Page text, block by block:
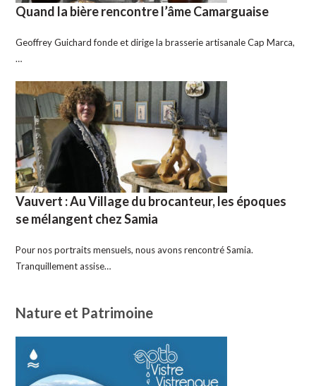
Quand la bière rencontre l’âme Camarguaise
Geoffrey Guichard fonde et dirige la brasserie artisanale Cap Marca,
…
Vauvert : Au Village du brocanteur, les époques
se mélangent chez Samia
Pour nos portraits mensuels, nous avons rencontré Samia.
Tranquillement assise…
Nature et Patrimoine